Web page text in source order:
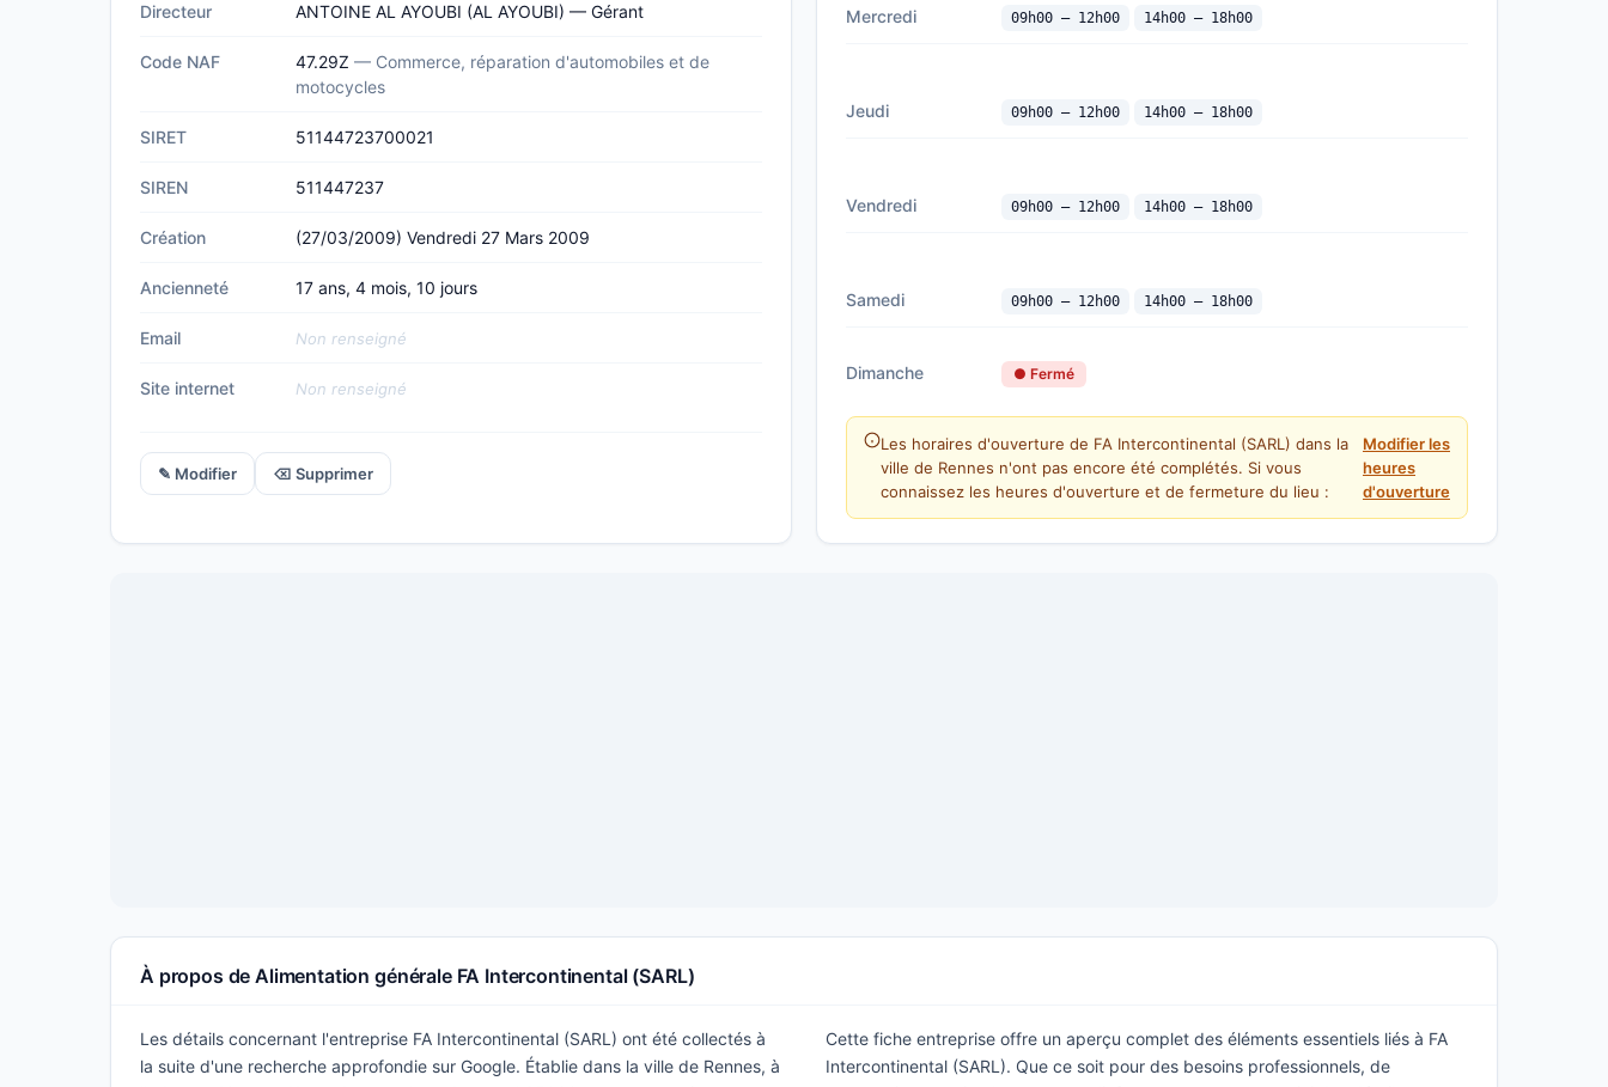
Directeur ANTOINE AL AYOUBI (AL AYOUBI) — Gérant
Code NAF 47.29Z — Commerce, réparation d'automobiles et de
motocycles
SIRET 51144723700021
SIREN 511447237
Création (27/03/2009) Vendredi 27 Mars 2009
Ancienneté 17 ans, 4 mois, 10 jours
Email Non renseigné
Site internet Non renseigné
✎ Modifier ⌫ Supprimer
Mercredi 09h00 — 12h00 14h00 — 18h00
Jeudi 09h00 — 12h00 14h00 — 18h00
Vendredi 09h00 — 12h00 14h00 — 18h00
Samedi 09h00 — 12h00 14h00 — 18h00
Dimanche ● Fermé
Les horaires d'ouverture de FA Intercontinental (SARL) dans la
ville de Rennes n'ont pas encore été complétés. Si vous
connaissez les heures d'ouverture et de fermeture du lieu :
Modifier les
heures
d'ouverture
À propos de Alimentation générale FA Intercontinental (SARL)
Les détails concernant l'entreprise FA Intercontinental (SARL) ont été collectés à
la suite d'une recherche approfondie sur Google. Établie dans la ville de Rennes, à
Cette fiche entreprise offre un aperçu complet des éléments essentiels liés à FA
Intercontinental (SARL). Que ce soit pour des besoins professionnels, de